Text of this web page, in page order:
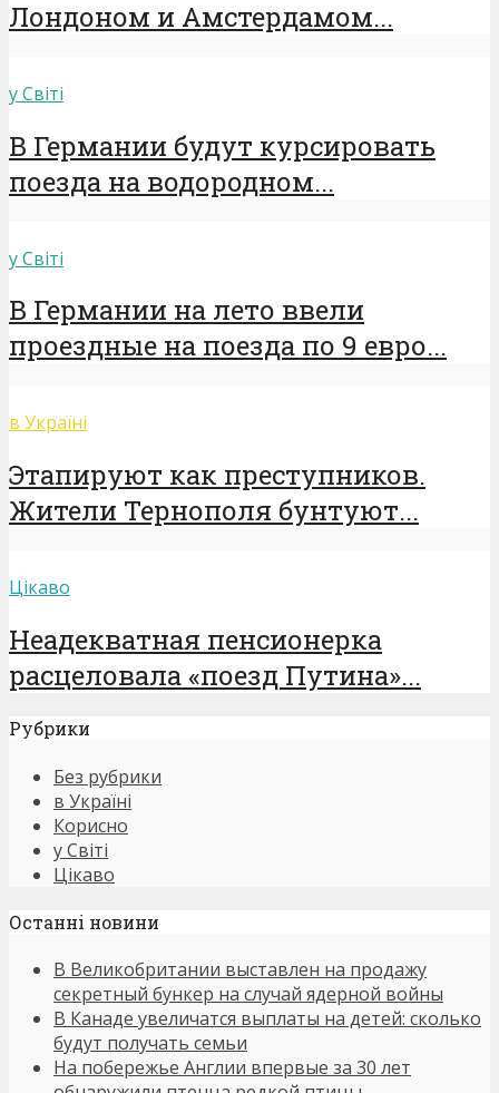
Лондоном и Амстердамом...
у Світі
В Германии будут курсировать
поезда на водородном...
у Світі
В Германии на лето ввели
проездные на поезда по 9 евро...
в Україні
Этапируют как преступников.
Жители Тернополя бунтуют...
Цікаво
Неадекватная пенсионерка
расцеловала «поезд Путина»...
Рубрики
Без рубрики
в Україні
Корисно
у Світі
Цікаво
Останнi новини
В Великобритании выставлен на продажу
секретный бункер на случай ядерной войны
В Канаде увеличатся выплаты на детей: сколько
будут получать семьи
На побережье Англии впервые за 30 лет